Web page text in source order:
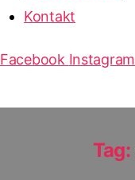
Kontakt
Facebook Instagram
Tag: